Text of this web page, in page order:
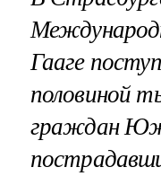
Гааге
половиной
граждан